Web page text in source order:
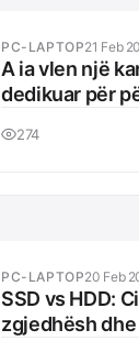
PC-LAPTOP21 Feb
A ia vlen një
dedikuar për
274
PC-LAPTOP20 Feb
SSD vs HDD:
zgjedhësh dhe